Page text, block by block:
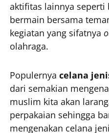
aktifitas lainnya seperti
bermain bersama
kegiatan yang sifatnya
olahraga.
Populernya celana
dari semakian
muslim kita akan
perpakaian sehingga
mengenakan celana